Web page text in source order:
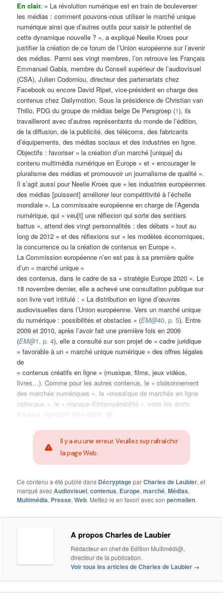
En clair. « La révolution numérique est en train de bouleverser
les médias : comment pouvons-nous utiliser le marché unique
numérique ainsi que d’autres outils pour saisir le potentiel de
cette dynamique nouvelle ? », a expliqué Neelie Kroes pour
justifier la création de ce forum de l’Union européenne sur l’avenir
des médias. Parmi ses vingt membres, l’on retrouve les Français
Emmanuel Gabla, membre du Conseil supérieur de l’audiovisuel
(CSA), Julien Codorniou, directeur des partenariats chez
Facebook ou encore David Ripet, vice-président en charge des
contenus chez Dailymotion. Sous la présidence de Christian van
Thillo, PDG du groupe de médias belge De Persgroep (1), ils
travailleront avec d’autres représentants du monde de l’édition,
de la diffusion, de la publicité, des télécoms, des fabricants
d’équipements, des médias sociaux et des industries en ligne.
Objectifs : favoriser « la création d’un marché [unique] du
contenu multimédia numérique en Europe » et « encourager le
pluralisme des médias et promouvoir un journalisme de qualité ».
Il s’agit aussi pour Neelie Kroes que « les industries européennes
des médias [puissent] améliorer leur compétitivité à l’échelle
mondiale ». La commissaire européenne en charge de l’Agenda
numérique, qui « veu[t] une réflexion qui sorte des sentiers
battus », attend des vingt personnalités : des débats « tout au
long de 2012 » et des réflexions sur « les modèles économiques,
la concurrence ou la création de contenus en Europe ».
La Commission européenne n’en est pas à sa première quête
d’un « marché unique »
des contenus, dans le cadre de sa « stratégie Europe 2020 ». Le
18 novembre dernier, elle a achevé une consultation publique sur
son livre vert intitulé : « La distribution en ligne d’œuvres
audiovisuelles dans l’Union européenne. Vers un marché unique
du numérique : possibilités et obstacles » (EM@40, p. 5). Entre
2009 et 2010, après l’avoir fait une première fois en 2006
(EM@1, p. 4), elle a consulté sur son projet de « cadre juridique
» favorable à un « marché unique numérique » des offres légales
de
« contenus créatifs en ligne » (musique, films, jeux vidéos,
livres…). Comme pour les autres contenus, le « cloisonnement
des marchés numériques », la «mosaïque de marchés en ligne
nationaux », le « manque d’interopérabilité », voire les droits
d’auteur, devraient faire débat. @
Il y a eu une erreur. Veuillez svp rafraîchir
la page Web.
Ce contenu a été publié dans DécryptageparCharles de Laubier, et
marqué avecAudiovisuel,contenus, Europe,marché,Médias,
Multimédia, Presse,Web. Mettez-le en favori avec sonpermalien.
A propos Charles de Laubier
Rédacteur en chef de Edition Multimédi@,
directeur de la publication.
Voir tous les articles de Charles de Laubier →